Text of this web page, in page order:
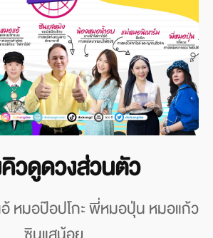
วดูดวงส่วนตัว
หมอป๊อปโกะ พี่หมอปุ่น หมอแก้ว